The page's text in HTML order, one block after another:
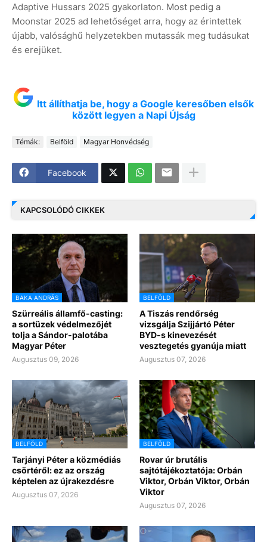
Adaptive Hussars 2025 gyakorlaton. Most pedig a
Moonstar 2025 ad lehetőséget arra, hogy az érintettek
újabb, valósághű helyzetekben mutassák meg tudásukat
és erejüket.
Itt állíthatja be, hogy a Google keresőben elsők
között legyen a Napi Újság
Témák: Belföld Magyar Honvédség
Facebook
KAPCSOLÓDÓ CIKKEK
BAKA ANDRÁS
Szürreális államfő-casting:
a sortüzek védelmezőjét
tolja a Sándor-palotába
Magyar Péter
Augusztus 09, 2026
BELFÖLD
A Tiszás rendőrség
vizsgálja Szijjártó Péter
BYD-s kinevezését
vesztegetés gyanúja miatt
Augusztus 07, 2026
BELFÖLD
Tarjányi Péter a közmédiás
csörtéről: ez az ország
képtelen az újrakezdésre
Augusztus 07, 2026
BELFÖLD
Rovar úr brutális
sajtótájékoztatója: Orbán
Viktor, Orbán Viktor, Orbán
Viktor
Augusztus 07, 2026